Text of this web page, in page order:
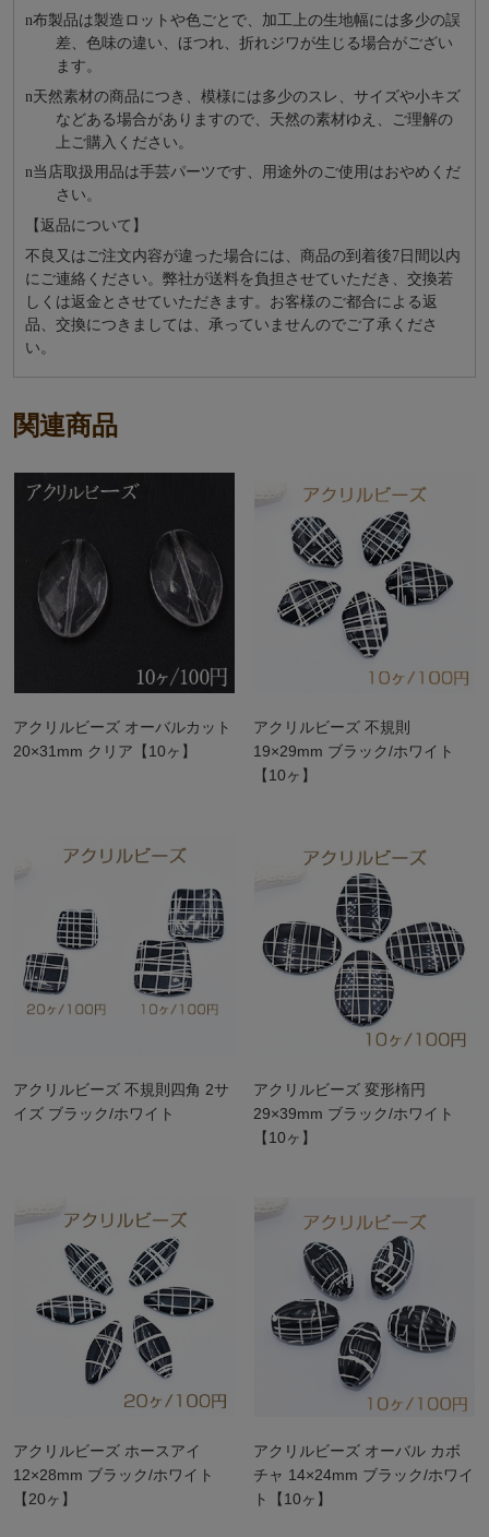
n布製品は製造ロットや色ごとで、加工上の生地幅には多少の誤
差、色味の違い、ほつれ、折れジワが生じる場合がござい
ます。
n天然素材の商品につき、模様には多少のスレ、サイズや小キズ
などある場合がありますので、天然の素材ゆえ、ご理解の
上ご購入ください。
n当店取扱用品は⼿芸パーツです、⽤途外のご使⽤はおやめくだ
さい。
【返品について】
不良又はご注文内容が違った場合には、商品の到着後7日間以内
にご連絡ください。弊社が送料を負担させていただき、交換若
しくは返金とさせていただきます。お客様のご都合による返
品、交換につきましては、承っていませんのでご了承くださ
い。
関連商品
アクリルビーズ オーバルカット
20×31mm クリア【10ヶ】
アクリルビーズ 不規則
19×29mm ブラック/ホワイト
【10ヶ】
アクリルビーズ 不規則四角 2サ
イズ ブラック/ホワイト
アクリルビーズ 変形楕円
29×39mm ブラック/ホワイト
【10ヶ】
アクリルビーズ ホースアイ
12×28mm ブラック/ホワイト
【20ヶ】
アクリルビーズ オーバル カボ
チャ 14×24mm ブラック/ホワイ
ト【10ヶ】